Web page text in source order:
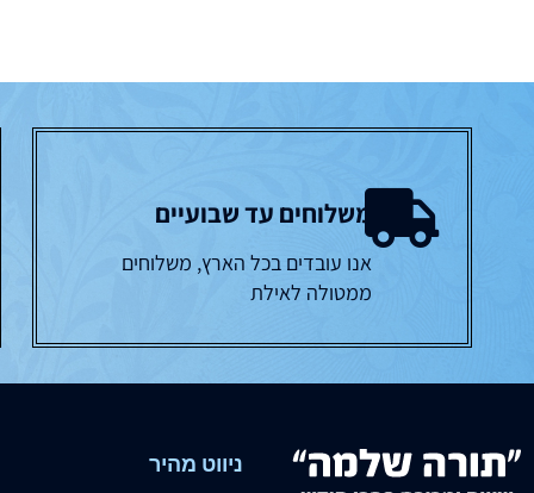
משלוחים עד שבועיים
אנו עובדים בכל הארץ, משלוחים
ממטולה לאילת
ניווט מהיר